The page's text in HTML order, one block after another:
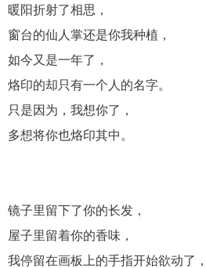
暖阳折射了相思，
窗台的仙人掌还是你我种植，
如今又是一年了，
烙印的却只有一个人的名字。
只是因为，我想你了，
多想将你也烙印其中。
镜子里留下了你的长发，
屋子里留着你的香味，
我停留在画板上的手指开始欲动了，